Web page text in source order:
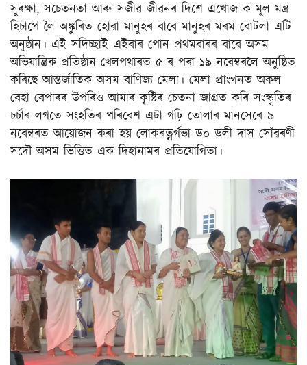
সুৰক্ষা, সচেতনতা আৰু সজীৱ জীৱনৰ দিশে এখোজ ক মূল মন্ত্ৰ
হিচাপে লৈ অঙ্কুৰিত হোৱা মানুহৰ বাবে মানুহৰ মৰম বোটলা এটি
অনুষ্ঠান। এই সদিচ্ছাই এইবাৰ পোন প্ৰথমবাৰৰ বাবে অসম
অভিযান্ত্ৰিক প্ৰতিষ্ঠান খেলপথাৰত ৫ ৰ পৰা ১৯ নবেম্বৰলৈ অনুষ্ঠিত
কৰিছে আন্তৰ্জাতিক অসম বাণিজ্য মেলা। মেলা প্ৰাংগনত অকল
বেহা বেপাৰৰ উপৰিও আমাৰ কৃষ্টিৰ চেতনা জাগ্ৰত কৰি সংস্কৃতিৰ
চৰ্চাৰ লগতে সংহতিৰ পৰিবেশ এটা গঢ়ি তোলাৰ মানসেৰে ৯
নবেম্বৰত আয়োজন কৰা হয় লোকৰত্নৰ্গভা ড০ ডলী দাস সোঁৱৰণী
সদৌ অসম ভিত্তিত এক দিহানামৰ প্ৰতিযোগিতা।